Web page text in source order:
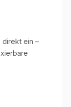
direkt ein –